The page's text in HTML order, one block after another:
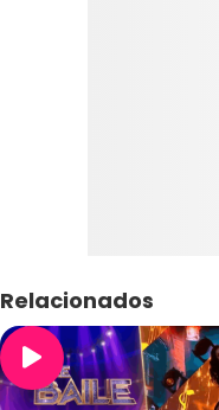
Relacionados